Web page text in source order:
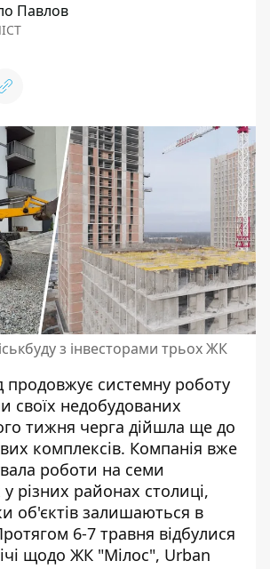
Павлов
з інвесторами трьох ЖК
продовжує системну роботу
своїх недобудованих
тижня черга дійшла ще до
комплексів. Компанія вже
роботи на семи
різних районах столиці,
об'єктів залишаються в
6-7 травня відбулися
щодо ЖК "Мілос", Urban